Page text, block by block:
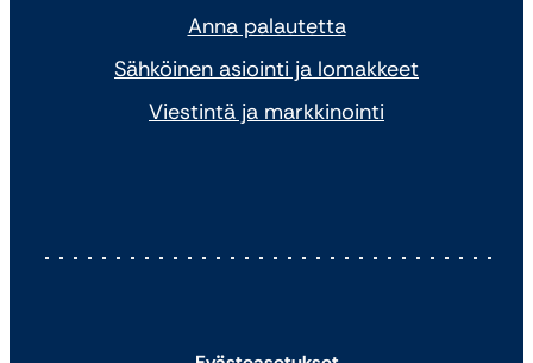
Anna palautetta
Sähköinen asiointi ja lomakkeet
Viestintä ja markkinointi